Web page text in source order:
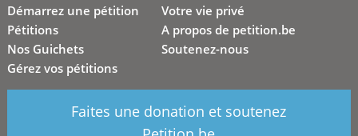
Démarrez une pétition
Pétitions
Nos Guichets
Gérez vos pétitions
Votre vie privé
A propos de petition.be
Soutenez-nous
Faites une donation et soutenez